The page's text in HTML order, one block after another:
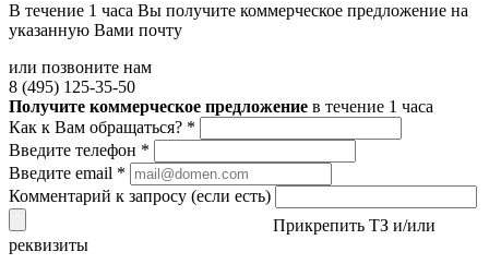
В течение 1 часа Вы получите коммерческое предложение на
указанную Вами почту
или позвоните нам
8 (495) 125-35-50
Получите коммерческое предложение в течение 1 часа
Как к Вам обращаться? *
Введите телефон *
Введите email *
Комментарий к запросу (если есть)
Прикрепить ТЗ и/или
реквизиты